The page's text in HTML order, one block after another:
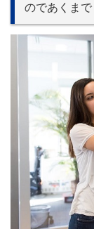
のであくまで